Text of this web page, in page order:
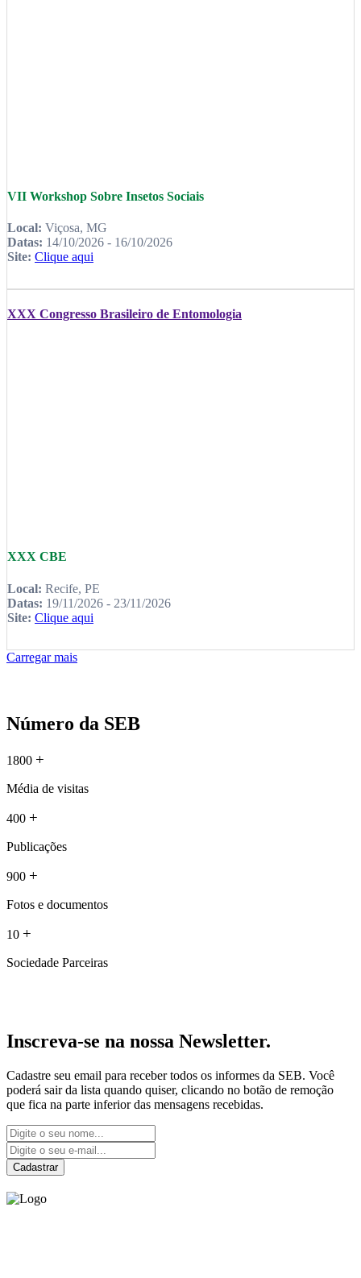
VII Workshop Sobre Insetos Sociais
Local: Viçosa, MG
Datas: 14/10/2026 - 16/10/2026
Site: Clique aqui
XXX Congresso Brasileiro de Entomologia
XXX CBE
Local: Recife, PE
Datas: 19/11/2026 - 23/11/2026
Site: Clique aqui
Carregar mais
Número da SEB
1800 +
Média de visitas
400 +
Publicações
900 +
Fotos e documentos
10 +
Sociedade Parceiras
Inscreva-se na nossa Newsletter.
Cadastre seu email para receber todos os informes da SEB. Você
poderá sair da lista quando quiser, clicando no botão de remoção
que fica na parte inferior das mensagens recebidas.
Cadastrar